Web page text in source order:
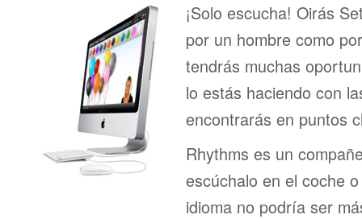
¡Solo escucha! Oirás
por un hombre como
tendrás muchas
lo estás haciendo con
encontrarás en puntos
Rhythms es un
escúchalo en el coche
idioma no podría ser